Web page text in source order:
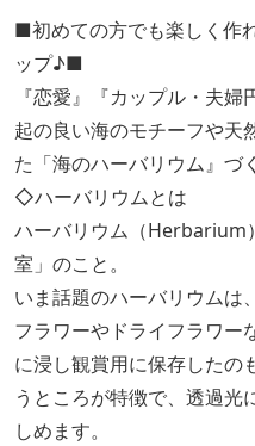
■初めての方でも楽しく作
ップ♪■
『恋愛』『カップル・夫
起の良い海のモチーフや天
た「海のハーバリウム』づ
◇ハーバリウムとは
ハーバリウム（Herbarium
室」のこと。
いま話題のハーバリウムは
フラワーやドライフラワー
に浸し観賞用に保存したの
うところが特徴で、透過光
しめます。